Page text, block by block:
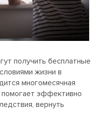
получить бесплатные
жизни в
многомесячная
помогает эффективно
вернуть